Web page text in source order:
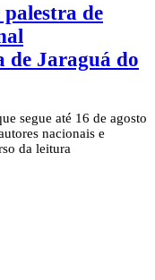
de
Jaraguá do
segue até 16 de agosto
nacionais e
da leitura